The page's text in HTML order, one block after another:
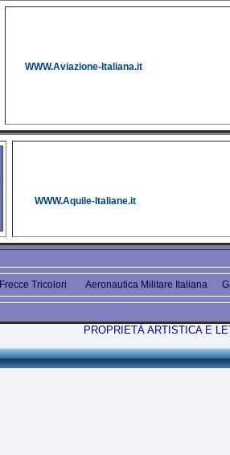
WWW.Aviazione-Italiana.it
WWW.Aquile-Italiane.it
Frecce Tricolori Aeronautica Militare Italiana
PROPRIETÀ ARTISTICA E